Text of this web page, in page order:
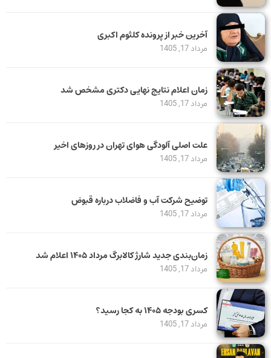
آخرین خبر از پرونده کلثوم اکبری
مرداد 17, 1405
زمان اعلام نتایج نهایی دکتری مشخص شد
مرداد 17, 1405
علت اصلی آلودگی هوای تهران در روزهای اخیر
مرداد 17, 1405
توضیح شرکت آب و فاضلاب درباره قبوض
مرداد 17, 1405
زمان‌بندی جدید شارژ کالابرگ مرداد ۱۴۰۵ اعلام شد
مرداد 17, 1405
کسری بودجه ۱۴۰۵ به کجا رسید؟
مرداد 17, 1405